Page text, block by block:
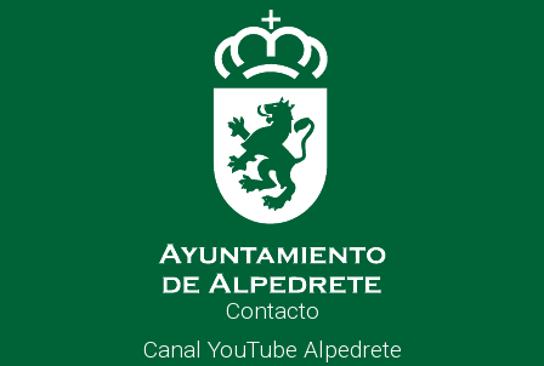
Contacto
Canal YouTube Alpedrete